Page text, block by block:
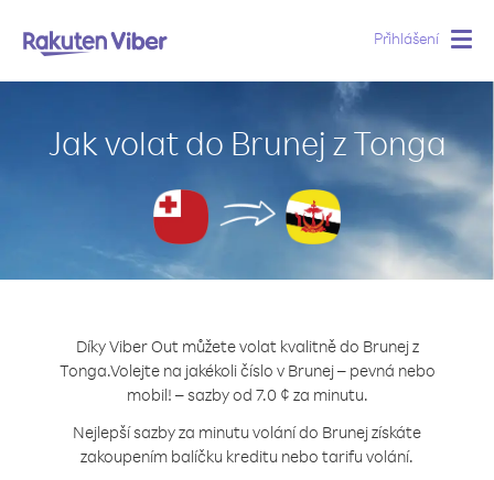
Přihlášení
Jak volat do Brunej z Tonga
Díky Viber Out můžete volat kvalitně do Brunej z
Tonga.Volejte na jakékoli číslo v Brunej – pevná nebo
mobil! – sazby od 7.0 ¢ za minutu.
Nejlepší sazby za minutu volání do Brunej získáte
zakoupením balíčku kreditu nebo tarifu volání.